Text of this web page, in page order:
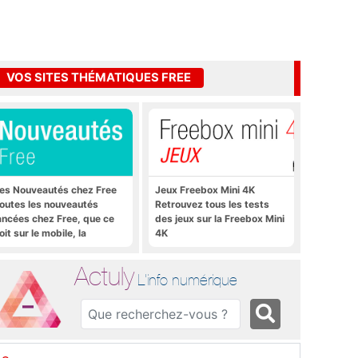
VOS SITES THÉMATIQUES FREE
Nouveautés chez Free
les nouveautés
chez Free, que ce
sur le mobile, la
Jeux Freebox Mini 4K
Retrouvez tous les tests
des jeux sur la Freebox Mini
4K
Actuly L'info numérique